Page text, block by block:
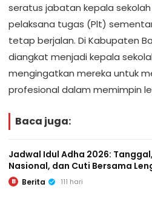
seratus jabatan kepala
pelaksana tugas (Plt)
tetap berjalan. Di Kabupaten
diangkat menjadi kepala
mengingatkan mereka untuk
profesional dalam memimpin
Baca juga:
Jadwal Idul Adha 2026:
Nasional, dan Cuti Bersama
B Berita 111 hari